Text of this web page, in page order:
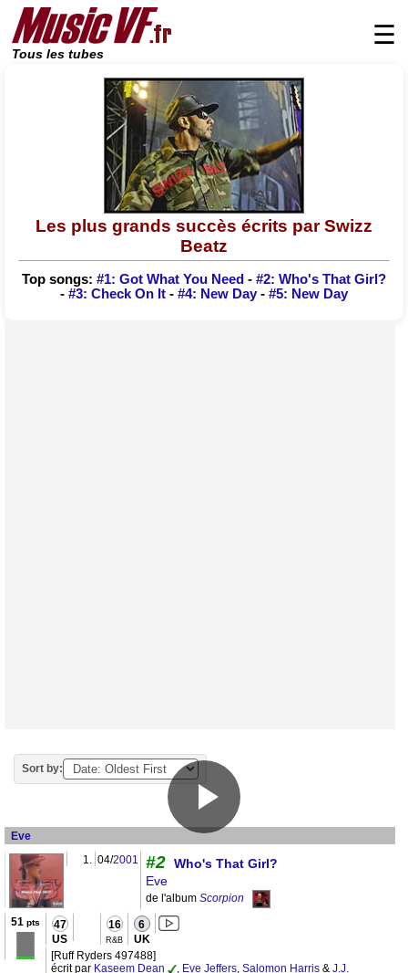
Tous les tubes
☰
Les plus grands succès écrits par Swizz
Beatz
Top songs: #1: Got What You Need - #2: Who's That Girl?
- #3: Check On It - #4: New Day - #5: New Day
Sort by:
Eve
1.
04/2001 #2 Who's That Girl?
Eve
de l'album Scorpion
51 pts 47
US
16
R&B
6
UK
[Ruff Ryders 497488]
écrit par Kaseem Dean Eve Jeffers Salomon Harris & J.J.